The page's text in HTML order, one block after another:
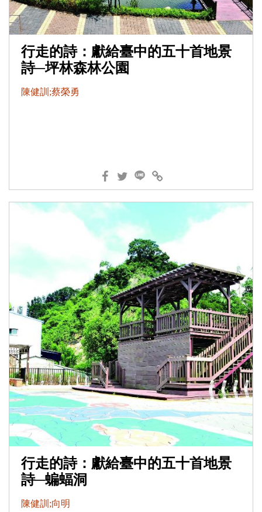
行走的詩：獻給臺中的五十首地景
詩─坪林森林公園
陳健訓;蔡榮勇
行走的詩：獻給臺中的五十首地景
詩─蝙蝠洞
陳健訓;向明